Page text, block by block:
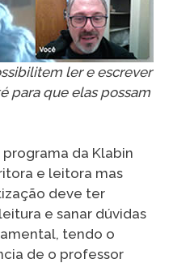
ler e escrever
para que elas possam
da Klabin
e leitora mas
deve ter
e sanar dúvidas
tendo o
de o professor